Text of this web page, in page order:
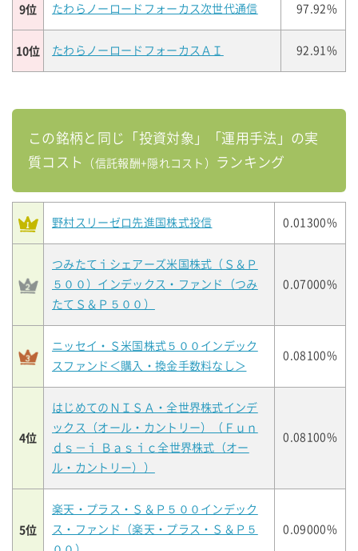
9位 たわらノーロードフォーカス次世代通信 97.92%
10位 たわらノーロードフォーカスＡＩ 92.91%
この銘柄と同じ「投資対象」「運用手法」の実
質コスト
（信託報酬+隠れコスト） ランキング
野村スリーゼロ先進国株式投信 0.01300%
つみたてｉシェアーズ米国株式（Ｓ＆Ｐ
５００）インデックス・ファンド（つみ
たてＳ＆Ｐ５００）
0.07000%
ニッセイ・Ｓ米国株式５００インデック
スファンド＜購入・換金手数料なし＞
0.08100%
4位
はじめてのＮＩＳＡ・全世界株式インデ
ックス（オール・カントリー）（Ｆｕｎ
ｄｓ－ｉ Ｂａｓｉｃ全世界株式（オー
ル・カントリー））
0.08100%
5位
楽天・プラス・Ｓ＆Ｐ５００インデック
ス・ファンド（楽天・プラス・Ｓ＆Ｐ５
0.09000%